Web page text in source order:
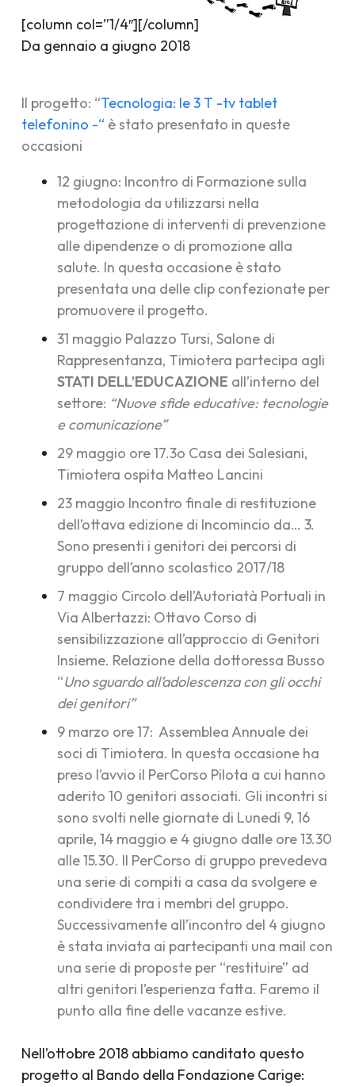
[column col=”1/4″][/column]
Da gennaio a giugno 2018
Il progetto: “Tecnologia: le 3 T -tv tablet
telefonino -“ è stato presentato in queste
occasioni
12 giugno: Incontro di Formazione sulla
metodologia da utilizzarsi nella
progettazione di interventi di prevenzione
alle dipendenze o di promozione alla
salute. In questa occasione è stato
presentata una delle clip confezionate per
promuovere il progetto.
31 maggio Palazzo Tursi, Salone di
Rappresentanza, Timiotera partecipa agli
STATI DELL’EDUCAZIONE all’interno del
settore: “Nuove sfide educative: tecnologie
e comunicazione”
29 maggio ore 17.3o Casa dei Salesiani,
Timiotera ospita Matteo Lancini
23 maggio Incontro finale di restituzione
dell’ottava edizione di Incomincio da… 3.
Sono presenti i genitori dei percorsi di
gruppo dell’anno scolastico 2017/18
7 maggio Circolo dell’Autoriatà Portuali in
Via Albertazzi: Ottavo Corso di
sensibilizzazione all’approccio di Genitori
Insieme. Relazione della dottoressa Busso
“Uno sguardo all’adolescenza con gli occhi
dei genitori”
9 marzo ore 17: Assemblea Annuale dei
soci di Timiotera. In questa occasione ha
preso l’avvio il PerCorso Pilota a cui hanno
aderito 10 genitori associati. Gli incontri si
sono svolti nelle giornate di Lunedi 9, 16
aprile, 14 maggio e 4 giugno dalle ore 13.30
alle 15.30. Il PerCorso di gruppo prevedeva
una serie di compiti a casa da svolgere e
condividere tra i membri del gruppo.
Successivamente all’incontro del 4 giugno
è stata inviata ai partecipanti una mail con
una serie di proposte per “restituire” ad
altri genitori l’esperienza fatta. Faremo il
punto alla fine delle vacanze estive.
Nell’ottobre 2018 abbiamo canditato questo
progetto al Bando della Fondazione Carige: